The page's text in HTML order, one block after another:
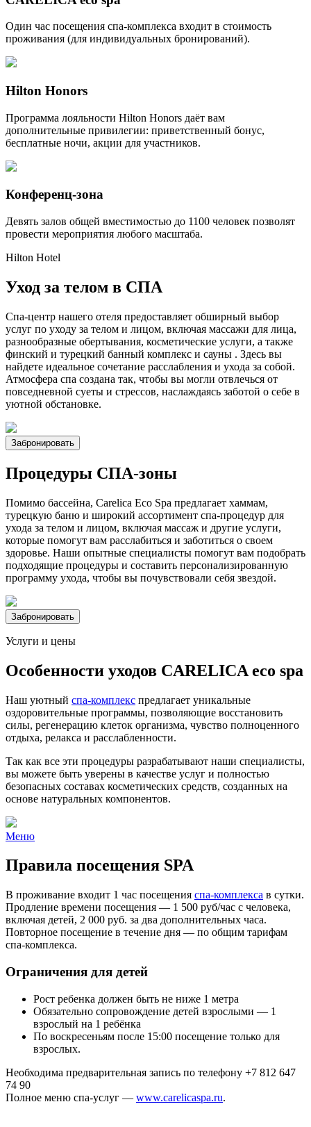
Один час посещения спа-комплекса входит в стоимость
проживания (для индивидуальных бронирований).
Hilton Honors
Программа лояльности Hilton Honors даёт вам
дополнительные привилегии: приветственный бонус,
бесплатные ночи, акции для участников.
Конференц-зона
Девять залов общей вместимостью до 1100 человек позволят
провести мероприятия любого масштаба.
Hilton Hotel
Уход за телом в СПА
Спа-центр нашего отеля предоставляет обширный выбор
услуг по уходу за телом и лицом, включая массажи для лица,
разнообразные обертывания, косметические услуги, а также
финский и турецкий банный комплекс и сауны . Здесь вы
найдете идеальное сочетание расслабления и ухода за собой.
Атмосфера спа создана так, чтобы вы могли отвлечься от
повседневной суеты и стрессов, наслаждаясь заботой о себе в
уютной обстановке.
Забронировать
Процедуры СПА-зоны
Помимо бассейна, Carelica Eco Spa предлагает хаммам,
турецкую баню и широкий ассортимент спа-процедур для
ухода за телом и лицом, включая массаж и другие услуги,
которые помогут вам расслабиться и заботиться о своем
здоровье. Наши опытные специалисты помогут вам подобрать
подходящие процедуры и составить персонализированную
программу ухода, чтобы вы почувствовали себя звездой.
Забронировать
Услуги и цены
Особенности уходов CARELICA eco spa
Наш уютный спа-комплекс предлагает уникальные
оздоровительные программы, позволяющие восстановить
силы, регенерацию клеток организма, чувство полноценного
отдыха, релакса и расслабленности.
Так как все эти процедуры разрабатывают наши специалисты,
вы можете быть уверены в качестве услуг и полностью
безопасных составах косметических средств, созданных на
основе натуральных компонентов.
Меню
Правила посещения SPA
В проживание входит 1 час посещения спа-комплекса в сутки.
Продление времени посещения — 1 500 руб/час с человека,
включая детей, 2 000 руб. за два дополнительных часа.
Повторное посещение в течение дня — по общим тарифам
спа-комплекса.
Ограничения для детей
Рост ребенка должен быть не ниже 1 метра
Обязательно сопровождение детей взрослыми — 1
взрослый на 1 ребёнка
По воскресеньям после 15:00 посещение только для
взрослых.
Необходима предварительная запись по телефону +7 812 647
74 90
Полное меню спа-услуг — www.carelicaspa.ru.